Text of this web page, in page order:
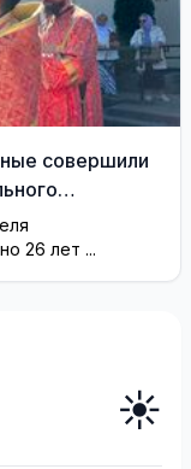
совершили
26 лет ...
☀️